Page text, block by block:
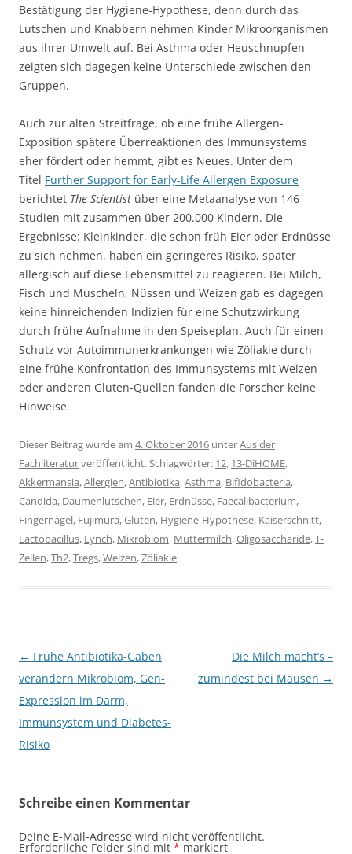
Bestätigung der Hygiene-Hypothese, denn durch das
Lutschen und Knabbern nehmen Kinder Mikroorganismen
aus ihrer Umwelt auf. Bei Asthma oder Heuschnupfen
zeigten sich dagegen keine Unterschiede zwischen den
Gruppen.
Auch zur alten Streitfrage, ob eine frühe Allergen-
Exposition spätere Überreaktionen des Immunsystems
eher fördert oder hemmt, gibt es Neues. Unter dem
Titel Further Support for Early-Life Allergen Exposure
berichtet The Scientist über eine Metaanalyse von 146
Studien mit zusammen über 200.000 Kindern. Die
Ergebnisse: Kleinkinder, die schon früh Eier oder Erdnüsse
zu sich nehmen, haben ein geringeres Risiko, später
allergisch auf diese Lebensmittel zu reagieren. Bei Milch,
Fisch und Muscheln, Nüssen und Weizen gab es dagegen
keine hinreichenden Indizien für eine Schutzwirkung
durch frühe Aufnahme in den Speiseplan. Auch für einen
Schutz vor Autoimmunerkrankungen wie Zöliakie durch
eine frühe Konfrontation des Immunsystems mit Weizen
oder anderen Gluten-Quellen fanden die Forscher keine
Hinweise.
Dieser Beitrag wurde am 4. Oktober 2016 unterAus der
Fachliteraturveröffentlicht. Schlagwörter: 12, 13-DiHOME,
Akkermansia,Allergien,Antibiotika,Asthma, Bifidobacteria,
Candida, Daumenlutschen, Eier, Erdnüsse, Faecalibacterium,
Fingernägel, Fujimura,Gluten, Hygiene-Hypothese, Kaiserschnitt,
Lactobacillus, Lynch, Mikrobiom, Muttermilch,Oligosaccharide,T-
Zellen,Th2,Tregs,Weizen,Zöliakie.
Beitragsnavigation
← Frühe Antibiotika-Gaben
verändern Mikrobiom, Gen-
Expression im Darm,
Immunsystem und Diabetes-
Risiko
Die Milch macht’s –
zumindest bei Mäusen →
Schreibe einen Kommentar
Deine E-Mail-Adresse wird nicht veröffentlicht.
Erforderliche Felder sind mit * markiert